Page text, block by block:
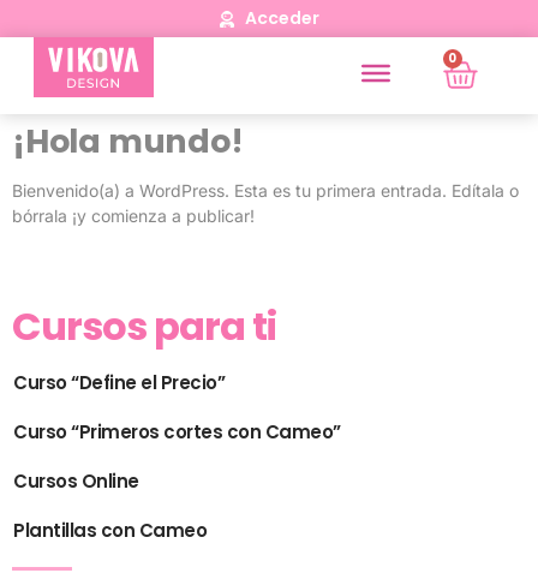
Acceder
0
¡Hola mundo!
Bienvenido(a) a WordPress. Esta es tu primera entrada. Edítala o
bórrala ¡y comienza a publicar!
Cursos para ti
Curso “Define el Precio”
Curso “Primeros cortes con Cameo”
Cursos Online
Plantillas con Cameo